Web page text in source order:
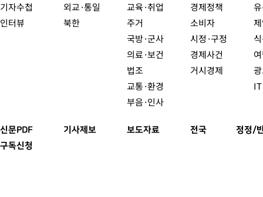
기자수첩
인터뷰
외교·통일
북한
교육·취업
주거
국방·군사
의료·보건
법조
교통·환경
부음·인사
경제정책
소비자
시정·구정
경제사건
거시경제
신문PDF
구독신청
기사제보 보도자료 전국 정정/